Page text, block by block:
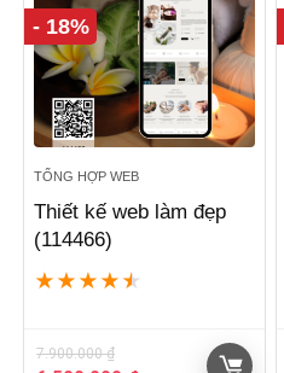
- 18%
TỔNG HỢP WEB
Thiết kế web làm đẹp
(114466)
★ ★ ★ ★ ★
7.900.000₫